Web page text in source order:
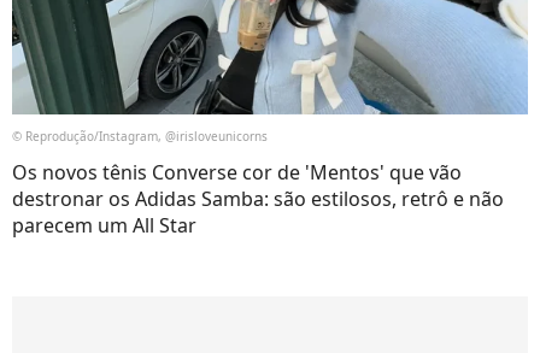
© Reprodução/Instagram, @irisloveunicorns
Os novos tênis Converse cor de 'Mentos' que vão
destronar os Adidas Samba: são estilosos, retrô e não
parecem um All Star